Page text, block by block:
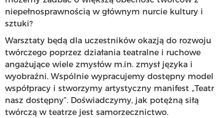
niepełnosprawnością w głównym nurcie kultury i
sztuki?
Warsztaty będą dla uczestników okazją do rozwoju
twórczego poprzez działania teatralne i ruchowe
angażujące wiele zmysłów m.in. zmysł języka i
wyobraźni. Wspólnie wypracujemy dostępny model
współpracy i stworzymy artystyczny manifest „Teatr
nasz dostępny”. Doświadczymy, jak potężną siłą
twórczą w teatrze jest samorzecznictwo.